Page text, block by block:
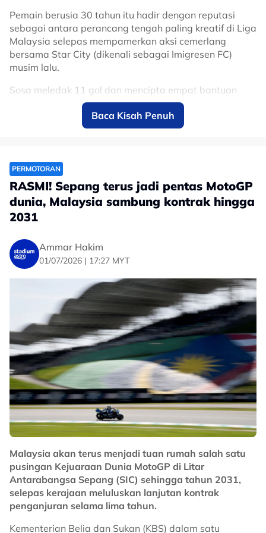
Pemain berusia 30 tahun itu hadir dengan reputasi
sebagai antara perancang tengah paling kreatif di Liga
Malaysia selepas mempamerkan aksi cemerlang
bersama Star City (dikenali sebagai Imigresen FC)
musim lalu.
Sosa meledak 11 gol dan mencipta empat bantuan
jaringan, sekali gus muncul antara pemain import
paling menyerlah dalam saingan domestik.
kreativiti, kawalan permainan dan kebolehan
menghasilkan hantaran yang mampu memecahkan
benteng pertahanan lawan.
Sebelum berhijrah ke Malaysia, Sosa turut memiliki
Columbus Crew, selain merasai saingan berprestij Copa
Libertadores, menjadikannya pemain yang sudah
biasa beraksi di pentas kompetitif.
Dikenali dengan visi permainan yang tinggi,
kemampuan mengekalkan penguasaan bola serta etika
kerja yang konsisten, Sosa dijangka menjadi watak
penting dalam sistem permainan Selangor musim ini.
Penyokong Red Giants pastinya mengharapkan
sentuhan pemain kelahiran Venezuela itu mampu
membantu Selangor kembali mencabar kejuaraan
domestik, selain memperkukuhkan cabaran kelab di
pentas Asia pada musim baharu.
No node context available.
Related Topics
#Selangor #bola sepak
Baca Kisah Penuh
PERMOTORAN
RASMI! Sepang terus jadi pentas MotoGP
dunia, Malaysia sambung kontrak hingga
2031
Ammar Hakim
01/07/2026 | 17:27 MYT
Malaysia akan terus menjadi tuan rumah salah satu
pusingan Kejuaraan Dunia MotoGP di Litar
Antarabangsa Sepang (SIC) sehingga tahun 2031,
selepas kerajaan meluluskan lanjutan kontrak
penganjuran selama lima tahun.
Kementerian Belia dan Sukan (KBS) dalam satu